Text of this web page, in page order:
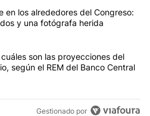
con más comentarios en los
el título "La violencia sigue en los
en los alrededores del Congreso:
y una fotógrafa herida
el título "Inflación y dólar: cuáles
son las proyecciones del
según el REM del Banco Central
Gestionado por